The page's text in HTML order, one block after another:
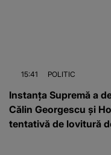
15:41 POLITIC
Instanța Supremă a
Călin Georgescu și
tentativă de lovitură